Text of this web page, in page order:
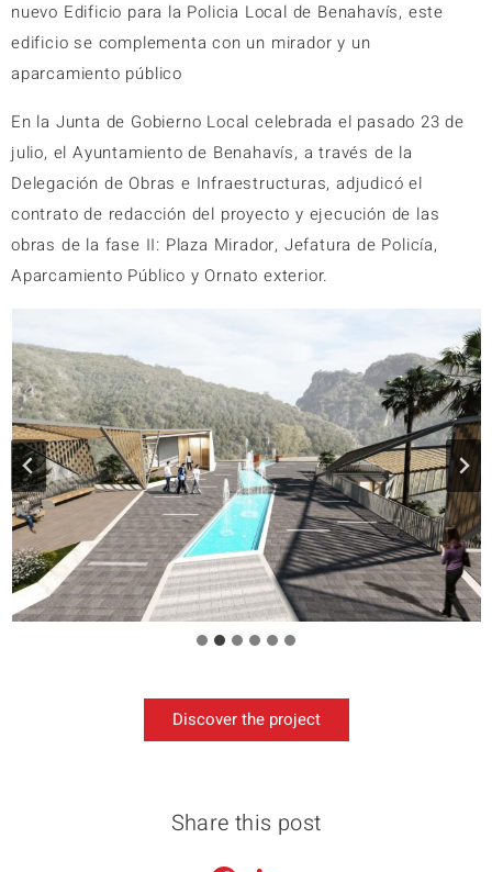
nuevo Edificio para la Policia Local de Benahavís, este
edificio se complementa con un mirador y un
aparcamiento público
En la Junta de Gobierno Local celebrada el pasado 23 de
julio, el Ayuntamiento de Benahavís, a través de la
Delegación de Obras e Infraestructuras, adjudicó el
contrato de redacción del proyecto y ejecución de las
obras de la fase II: Plaza Mirador, Jefatura de Policía,
Aparcamiento Público y Ornato exterior.
Discover the project
Share this post